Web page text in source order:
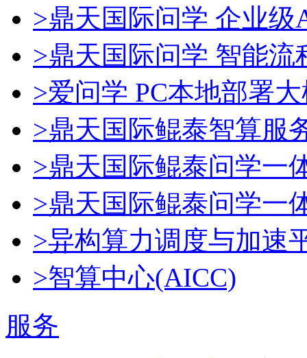
>鼎天国际问学 企业级
>鼎天国际问学 智能流
>爱问学 PC本地部署
>鼎天国际鲲泰智算服
>鼎天国际鲲泰问学一
>鼎天国际鲲泰问学一
>异构算力调度与加速
>智算中心(AICC)
服务